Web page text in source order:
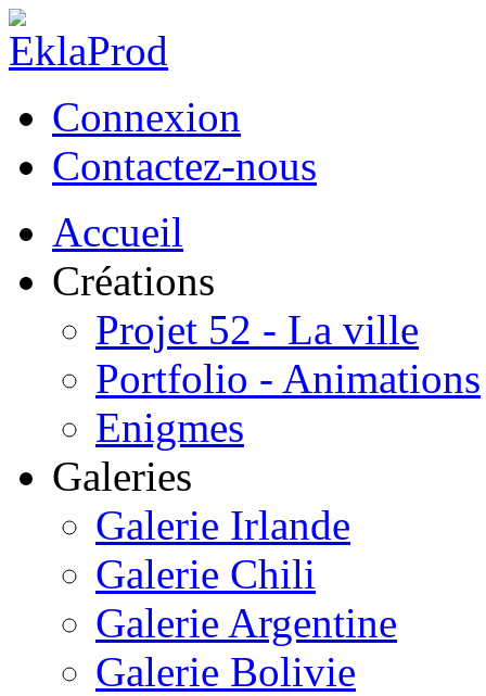
Connexion
Contactez-nous
Accueil
Créations
Projet 52 - La ville
Portfolio - Animations
Enigmes
Galeries
Galerie Irlande
Galerie Chili
Galerie Argentine
Galerie Bolivie